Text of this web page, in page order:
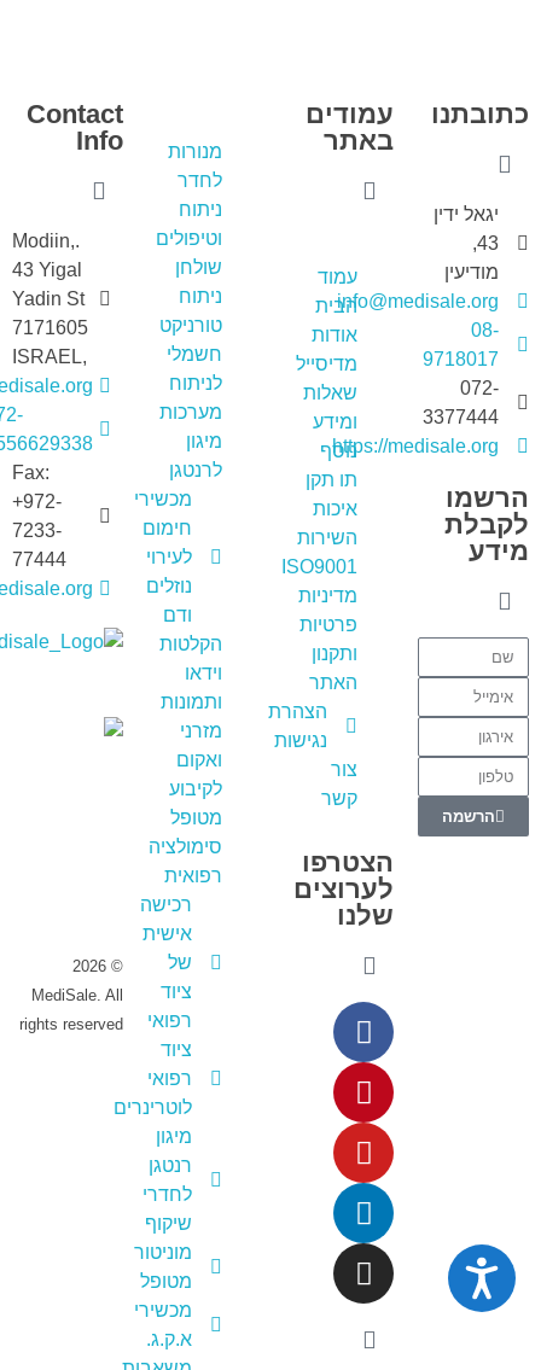
נגישות
כתובתנו
יגאל ידין
43,
מודיעין
info@medisale.org
08-
9718017
072-
3377444
https://medisale.org
הרשמו
לקבלת
מידע
הרשמה
עמודים
באתר
עמוד
הבית
אודות
מדיסייל
שאלות
ומידע
נוסף
תו תקן
איכות
השירות
ISO9001
מדיניות
פרטיות
ותקנון
האתר
הצהרת
נגישות
צור
קשר
הצטרפו
לערוצים
שלנו
מנורות
לחדר
ניתוח
וטיפולים
שולחן
ניתוח
טורניקט
חשמלי
לניתוח
מערכות
מיגון
לרנטגן
מכשירי
חימום
לעירוי
נוזלים
ודם
הקלטות
וידאו
ותמונות
מזרני
ואקום
לקיבוע
מטופל
סימולציה
רפואית
רכישה
אישית
של
ציוד
רפואי
ציוד
רפואי
לוטרינרים
מיגון
רנטגן
לחדרי
שיקוף
מוניטור
מטופל
מכשירי
א.ק.ג.
Contact
Info
.Modiin,
43 Yigal
Yadin St
7171605
,ISRAEL
Fax:
+972-
7233-
77444
© 2026
MediSale. All
rights reserved